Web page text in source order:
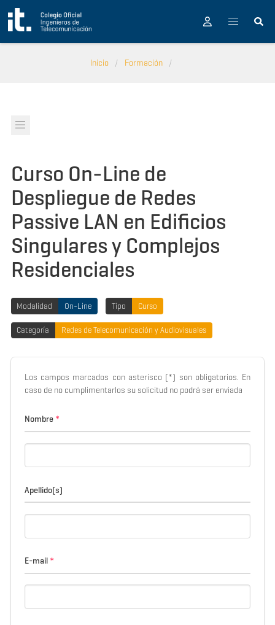
Pasar al contenido principal
Inicio Formación
Curso On-Line de
Despliegue de Redes
Passive LAN en Edificios
Singulares y Complejos
Residenciales
Modalidad On-Line Tipo Curso
Categoría Redes de Telecomunicación y Audiovisuales
Los campos marcados con asterisco (*) son obligatorios. En
caso de no cumplimentarlos su solicitud no podrá ser enviada
Nombre *
Apellido(s)
E-mail *